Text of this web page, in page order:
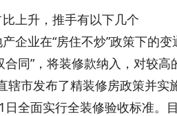
上升，推手有以下几个
企业在“房住不炒”政策下的
合同”，将装修款纳入，对较
辖市发布了精装修房政策并实
日全面实行全装修验收标准。